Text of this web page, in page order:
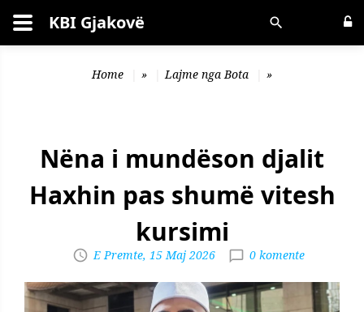
Kërko KBI Gjakovë
Home » Lajme nga Bota »
Nëna i mundëson djalit
Haxhin pas shumë vitesh
kursimi
E Premte, 15 Maj 2026 0 komente